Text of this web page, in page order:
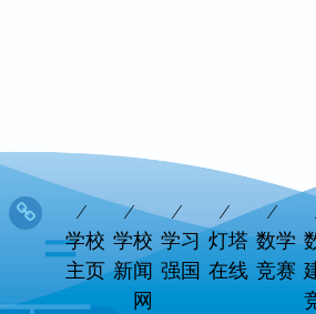
学校
主页
学校
新闻
网
学习
强国
灯塔
在线
数学
竞赛